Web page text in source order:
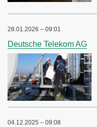
28.01.2026 – 09:01
Deutsche Telekom AG
04.12.2025 – 09:08